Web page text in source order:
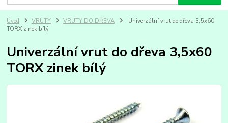
Úvod VRUTY VRUTY DO DŘEVA
Univerzální vrut do dřeva 3,5x60
TORX zinek bílý
Univerzální vrut do dřeva 3,5x60
TORX zinek bílý